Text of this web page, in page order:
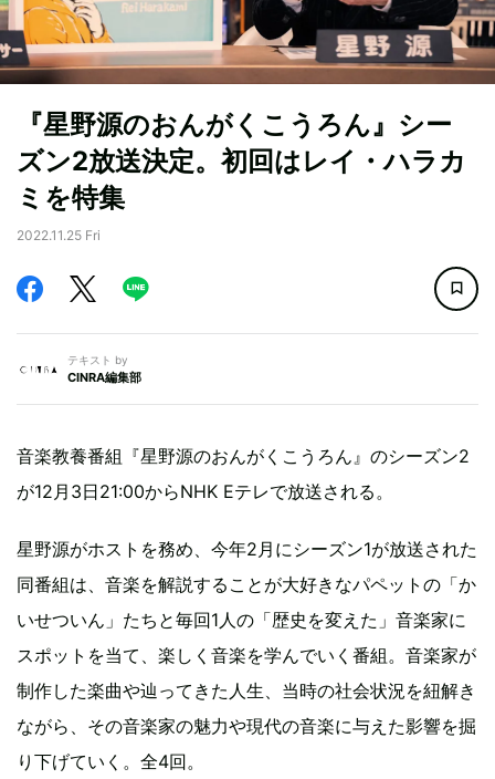
『星野源のおんがくこうろん』シー
ズン2放送決定。初回はレイ・ハラカ
ミを特集
2022.11.25 Fri
テキスト by
CINRA編集部
音楽教養番組『星野源のおんがくこうろん』のシーズン2
が12月3日21:00からNHK Eテレで放送される。
星野源がホストを務め、今年2月にシーズン1が放送された
同番組は、音楽を解説することが大好きなパペットの「か
いせついん」たちと毎回1人の「歴史を変えた」音楽家に
スポットを当て、楽しく音楽を学んでいく番組。音楽家が
制作した楽曲や辿ってきた人生、当時の社会状況を紐解き
ながら、その音楽家の魅力や現代の音楽に与えた影響を掘
り下げていく。全4回。